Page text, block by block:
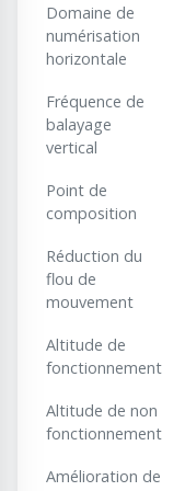
Domaine de
numérisation
horizontale
Fréquence de
balayage
vertical
Point de
composition
Réduction du
flou de
mouvement
Altitude de
fonctionnement
Altitude de non
fonctionnement
Amélioration de